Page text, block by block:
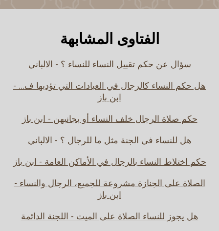
الفتاوى المشابهة
سؤال عن حكم تقبيل النساء للنساء ؟ - الالباني
هل حكم النساء كالرجال في العبادات التي تؤديها ف... -
ابن باز
حكم صلاة الرجال خلف النساء أو بجانبهن - ابن باز
هل للنساء في الجنة مثل ما للرجال ؟ - الالباني
حكم اختلاط النساء بالرجال في الأماكن العامة - ابن باز
الصلاة على الجنازة مشروعة للجميع، الرجال والنساء -
ابن باز
هل يجوز للنساء الصلاة على الميت - اللجنة الدائمة